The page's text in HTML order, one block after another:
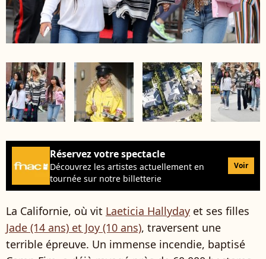
Réservez votre spectacle
Découvrez les artistes actuellement en
tournée sur notre billetterie
Voir
La Californie, où vit Laeticia Hallyday et ses filles
Jade (14 ans) et Joy (10 ans), traversent une
terrible épreuve. Un immense incendie, baptisé